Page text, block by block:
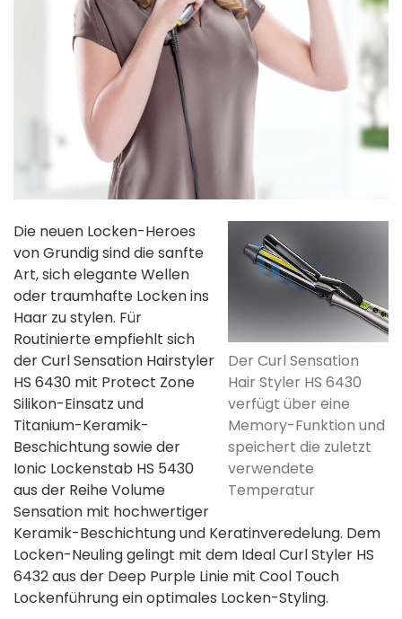
Der Curl Sensation
Hair Styler HS 6430
verfügt über eine
Memory-Funktion und
speichert die zuletzt
verwendete
Temperatur
Die neuen Locken-Heroes
von Grundig sind die sanfte
Art, sich elegante Wellen
oder traumhafte Locken ins
Haar zu stylen. Für
Routinierte empfiehlt sich
der Curl Sensation Hairstyler
HS 6430 mit Protect Zone
Silikon-Einsatz und
Titanium-Keramik-
Beschichtung sowie der
Ionic Lockenstab HS 5430
aus der Reihe Volume
Sensation mit hochwertiger
Keramik-Beschichtung und Keratinveredelung. Dem
Locken-Neuling gelingt mit dem Ideal Curl Styler HS
6432 aus der Deep Purple Linie mit Cool Touch
Lockenführung ein optimales Locken-Styling.